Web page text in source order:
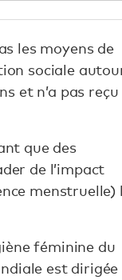
les moyens de
sociale
et n’a pas reçu
que des
de l’impact
menstruelle)
féminine du
est dirigée